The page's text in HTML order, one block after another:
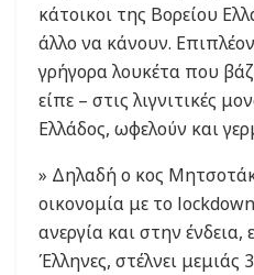
κάτοικοι της Βορείου
άλλο να κάνουν.
γρήγορα λουκέτα που
είπε – στις λιγνιτικές
Ελλάδος, ωφελούν και
» Δηλαδή ο κος
οικονομία με το
ανεργία και στην ένδεια,
Έλληνες, στέλνει